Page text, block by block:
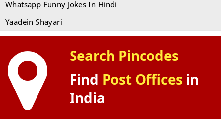
Whatsapp Funny Jokes In Hindi
Yaadein Shayari
Search Pincodes
Find Post Offices in
India